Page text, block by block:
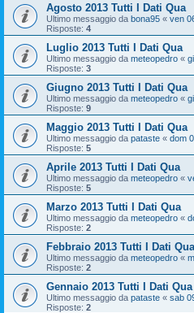
Agosto 2013 Tutti I Dati Qua
Ultimo messaggio da bona95 « ven
Risposte: 4
Luglio 2013 Tutti I Dati Qua
Ultimo messaggio da meteopedro «
Risposte: 3
Giugno 2013 Tutti I Dati Qua
Ultimo messaggio da meteopedro «
Risposte: 9
Maggio 2013 Tutti I Dati Qua
Ultimo messaggio da pataste « dom
Risposte: 5
Aprile 2013 Tutti I Dati Qua
Ultimo messaggio da meteopedro «
Risposte: 5
Marzo 2013 Tutti I Dati Qua
Ultimo messaggio da meteopedro «
Risposte: 2
Febbraio 2013 Tutti I Dati Qua
Ultimo messaggio da meteopedro «
Risposte: 2
Gennaio 2013 Tutti I Dati Qua
Ultimo messaggio da pataste « sab
Risposte: 2